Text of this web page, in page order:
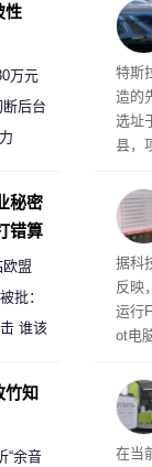
特斯
造的
选址
县，
在
疑
建
超 1
患
据科
反映
运行
ot电
在当
性
万元
断后台
秘密
错算
盟
查
批：
谁该
竹知
“余音